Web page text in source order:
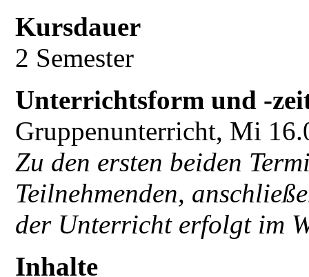
Kursdauer
2 Semester
Unterrichtsform und -
Gruppenunterricht, Mi
Zu den ersten beiden
Teilnehmenden,
der Unterricht erfolgt im
Inhalte